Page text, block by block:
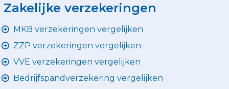
Zakelijke verzekeringen
MKB verzekeringen vergelijken
ZZP verzekeringen vergelijken
VVE verzekeringen vergelijken
Bedrijfspandverzekering vergelijken